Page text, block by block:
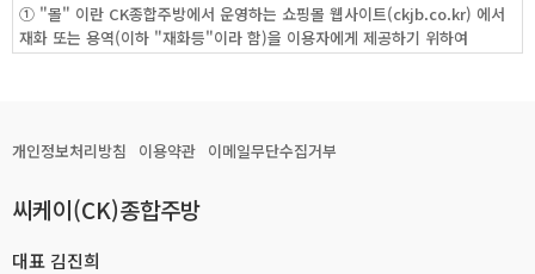
① "몰" 이란 CK종합주방에서 운영하는 쇼핑몰 웹사이트(ckjb.co.kr) 에서
재화 또는 용역(이하 "재화등"이라 함)을 이용자에게 제공하기 위하여
컴퓨터등 정보통신설비를 이용하여 재화등을 거래할 수 있도록 설정한 가상의
받는 회원 및 비회원을 말합니다.
"몰"의 정보를 지속적으로 제공받으며, "몰"이 제공하는 서비스를
계속적으로 이용할 수 있는 자를 말합니다.
④ '비회원'이라 함은 회원에 가입하지 않고 "몰"이 제공하는 서비스를
개인정보처리방침 이용약관 이메일무단수집거부
씨케이(CK)종합주방
대표 김진희